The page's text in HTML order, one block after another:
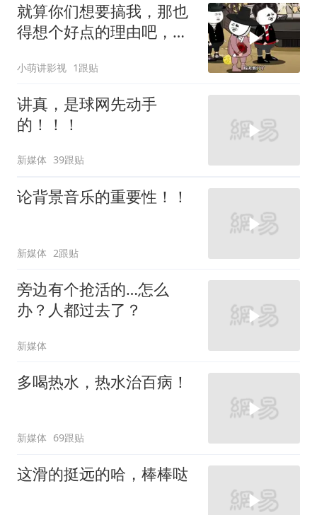
就算你们想要搞我，那也
得想个好点的理由吧，这
小萌讲影视 1跟贴
讲真，是球网先动手
的！！！
新媒体 39跟贴
论背景音乐的重要性！！
新媒体 2跟贴
旁边有个抢活的…怎么
办？人都过去了？
新媒体
多喝热水，热水治百病！
新媒体 69跟贴
这滑的挺远的哈，棒棒哒